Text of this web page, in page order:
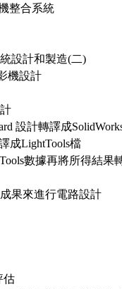
整合系統
設計和製造(二)
機設計
設計轉譯成
成LightTools檔
數據再將所得結
果來進行電路設計
估